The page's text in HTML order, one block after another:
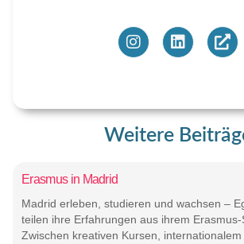
Weitere
Erasmus in Madrid
Madrid erleben, studieren und wachsen –
teilen ihre Erfahrungen aus ihrem Erasmus-
Zwischen kreativen Kursen, internationalem